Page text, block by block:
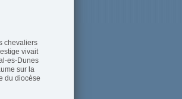
chevaliers
vivait
es-Dunes
sur la
du diocèse